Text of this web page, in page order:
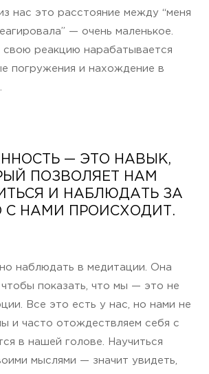
нас это расстояние между “меня
— очень маленькое.
свою реакцию нарабатывается
погружения и нахождение в
— ЭТО НАВЫК,
ПОЗВОЛЯЕТ НАМ
И НАБЛЮДАТЬ ЗА
С НАМИ ПРОИСХОДИТ.
наблюдать в медитации. Она
показать, что мы — это не
Все это есть у нас, но нами не
и часто отождествляем себя с
в нашей голове. Научиться
мыслями — значит увидеть,